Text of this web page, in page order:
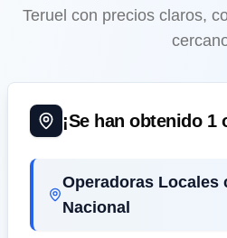
Teruel con precios claros,
¡Se han obtenido 1
Operadoras Locales
Nacional